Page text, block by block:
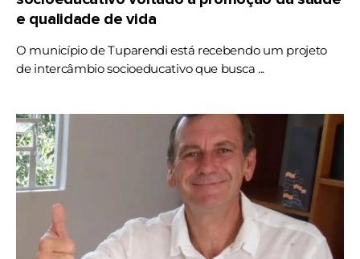
e qualidade de vida
O município de Tuparendi está recebendo um projeto
de intercâmbio socioeducativo que busca ...